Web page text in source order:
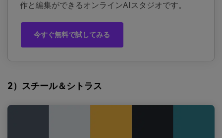
作と編集ができるオンラインAIスタジオです。
今すぐ無料で試してみる
2）スチール＆シトラス